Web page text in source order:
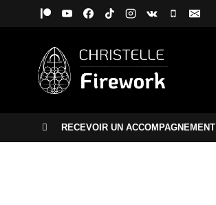
RECEVOIR UN ACCOMPAGNEMENT